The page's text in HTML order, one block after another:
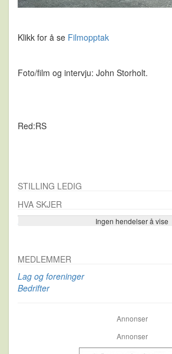
Klikk for å se Filmopptak
Foto/film og intervju: John Storholt.
Red:RS
STILLING LEDIG
HVA SKJER
Ingen hendelser å vise
Se flere…
MEDLEMMER
Lag og foreninger
Bedrifter
Annonser
Annonser